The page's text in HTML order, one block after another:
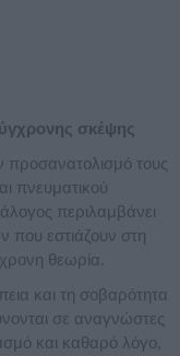
σκέψης
προσανατολισμό τους
πνευματικού
περιλαμβάνει
εστιάζουν στη
θεωρία.
και τη σοβαρότητα
σε αναγνώστες
και καθαρό λόγο,